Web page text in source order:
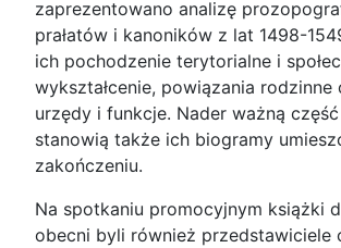
zaprezentowano analizę
prałatów i kanoników z lat 1498-
ich pochodzenie terytorialne i
wykształcenie, powiązania rodzinne
urzędy i funkcje. Nader ważną
stanowią także ich biogramy
zakończeniu.
Na spotkaniu promocyjnym książki
obecni byli również przedstawiciele